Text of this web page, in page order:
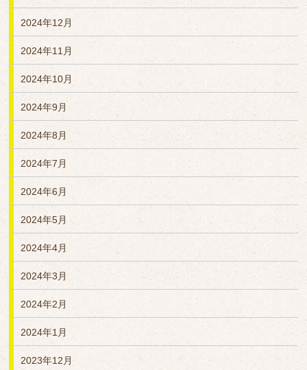
2024年12月
2024年11月
2024年10月
2024年9月
2024年8月
2024年7月
2024年6月
2024年5月
2024年4月
2024年3月
2024年2月
2024年1月
2023年12月